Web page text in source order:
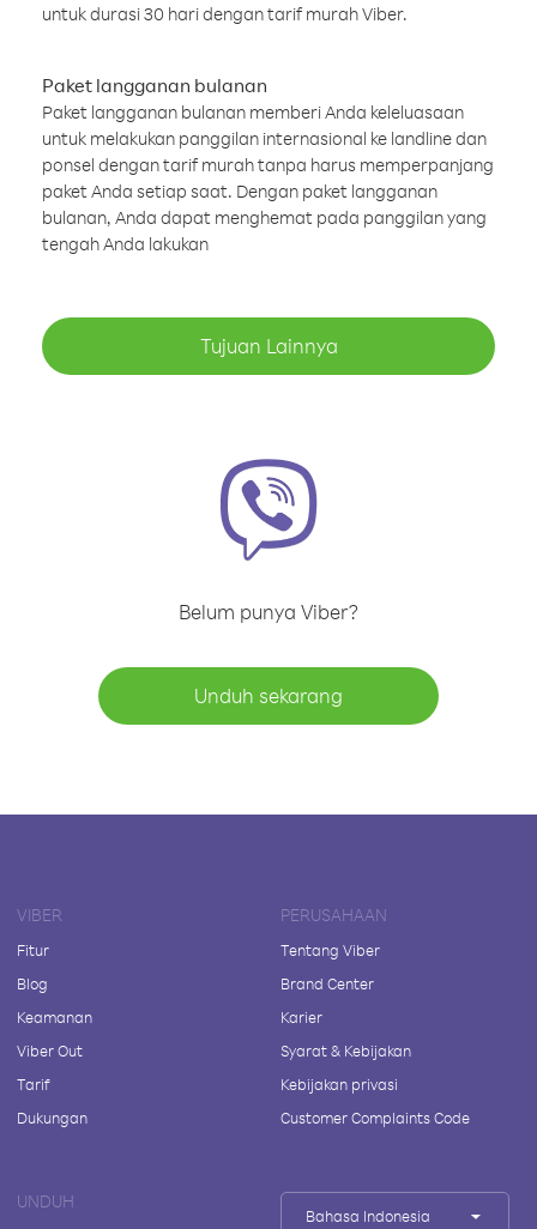
untuk durasi 30 hari dengan tarif murah Viber.
Paket langganan bulanan
Paket langganan bulanan memberi Anda keleluasaan
untuk melakukan panggilan internasional ke landline dan
ponsel dengan tarif murah tanpa harus memperpanjang
paket Anda setiap saat. Dengan paket langganan
bulanan, Anda dapat menghemat pada panggilan yang
tengah Anda lakukan
Tujuan Lainnya
Belum punya Viber?
Unduh sekarang
VIBER
Fitur
Blog
Keamanan
Viber Out
Tarif
Dukungan
PERUSAHAAN
Tentang Viber
Brand Center
Karier
Syarat & Kebijakan
Kebijakan privasi
Customer Complaints Code
UNDUH
Bahasa Indonesia